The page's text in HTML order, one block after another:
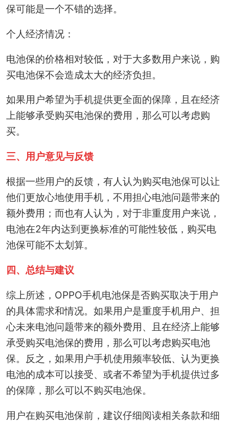
保可能是一个不错的选择。
个人经济情况：
电池保的价格相对较低，对于大多数用户来说，购
买电池保不会造成太大的经济负担。
如果用户希望为手机提供更全面的保障，且在经济
上能够承受购买电池保的费用，那么可以考虑购
买。
三、用户意见与反馈
根据一些用户的反馈，有人认为购买电池保可以让
他们更放心地使用手机，不用担心电池问题带来的
额外费用；而也有人认为，对于非重度用户来说，
电池在2年内达到更换标准的可能性较低，购买电
池保可能不太划算。
四、总结与建议
综上所述，OPPO手机电池保是否购买取决于用户
的具体需求和情况。如果用户是重度手机用户、担
心未来电池问题带来的额外费用、且在经济上能够
承受购买电池保的费用，那么可以考虑购买电池
保。反之，如果用户手机使用频率较低、认为更换
电池的成本可以接受、或者不希望为手机提供过多
的保障，那么可以不购买电池保。
用户在购买电池保前，建议仔细阅读相关条款和细